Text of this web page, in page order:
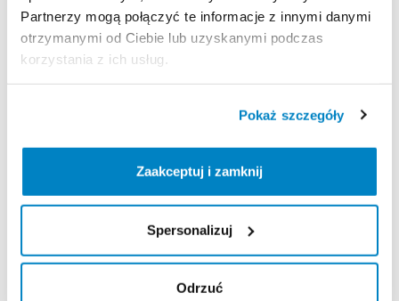
Partnerzy mogą połączyć te informacje z innymi danymi
otrzymanymi od Ciebie lub uzyskanymi podczas
korzystania z ich usług.
Pokaż szczegóły
Zaakceptuj i zamknij
Spersonalizuj
Odrzuć
Decathlon Kielce
Radomska 24, 25-451 Kielce, Polska
Decathlon Legnica
Objazdowa 9, 59-220 Legnica, Polska
Decathlon Lublin Węglin
Gęsia 1, 20-719 Lublin, Polska
Decathlon Lublin Czechów
Aleja Spółdzielczości Pracy 26, 20-147 Lublin, Polska